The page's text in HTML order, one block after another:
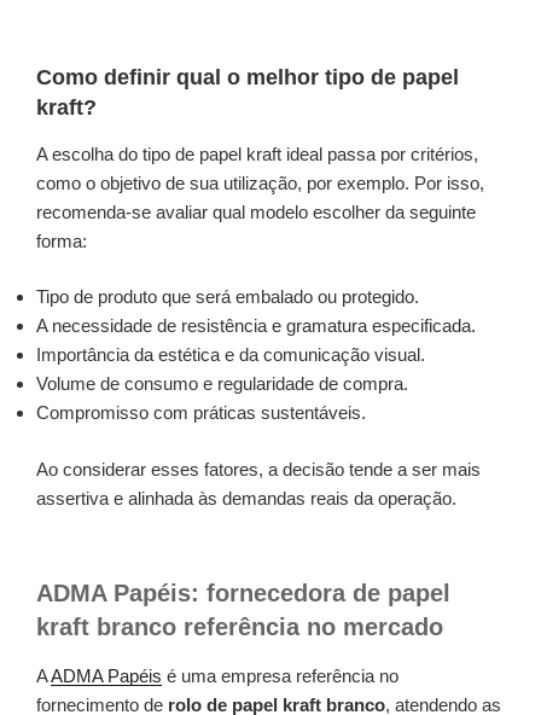
Como definir qual o melhor tipo de papel
kraft?
A escolha do tipo de papel kraft ideal passa por critérios,
como o objetivo de sua utilização, por exemplo. Por isso,
recomenda-se avaliar qual modelo escolher da seguinte
forma:
Tipo de produto que será embalado ou protegido.
A necessidade de resistência e gramatura especificada.
Importância da estética e da comunicação visual.
Volume de consumo e regularidade de compra.
Compromisso com práticas sustentáveis.
Ao considerar esses fatores, a decisão tende a ser mais
assertiva e alinhada às demandas reais da operação.
ADMA Papéis: fornecedora de papel
kraft branco referência no mercado
AADMA Papéis é uma empresa referência no
fornecimento de rolo de papel kraft branco, atendendo as